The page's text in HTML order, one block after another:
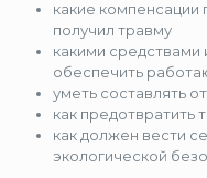
какие
получил травму
какими
обеспечить
уметь составлять
как предотвратить
как должен вести
экологической